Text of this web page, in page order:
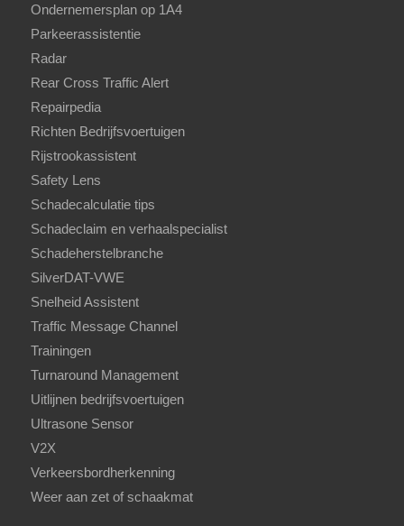
Ondernemersplan op 1A4
Parkeerassistentie
Radar
Rear Cross Traffic Alert
Repairpedia
Richten Bedrijfsvoertuigen
Rijstrookassistent
Safety Lens
Schadecalculatie tips
Schadeclaim en verhaalspecialist
Schadeherstelbranche
SilverDAT-VWE
Snelheid Assistent
Traffic Message Channel
Trainingen
Turnaround Management
Uitlijnen bedrijfsvoertuigen
Ultrasone Sensor
V2X
Verkeersbordherkenning
Weer aan zet of schaakmat